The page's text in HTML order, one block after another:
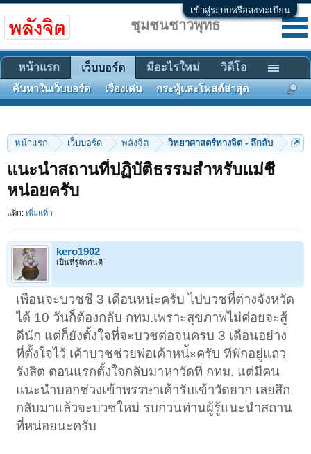
เข้าสู่ระบบหรือลงทะเบียน
หน้าแรก เว็บบอร์ด พลังจิต วิทยาศาสตร์ทางจิต - ลึกลับ
แนะนำสถานที่ปฏิบัติธรรมสำหรับแม่ชี
หน่อยครับ
แท็ก: เพิ่มแท็ก
kero1902
เป็นที่รู้จักกันดี
เพื่อนจะบวชชี 3 เดือนหน่ะครับ ไปบวชที่ต่างจังหวัด
ได้ 10 วันก็ต้องกลับ กทม.เพราะสุขภาพไม่ค่อยจะสู้
ดีนัก แต่ก็ยังตั้งใจที่จะบวชต่อจนครบ 3 เดือนอย่าง
ที่ตั้งใจไว้ เค้าบวชช่วยพ่อเค้าหน่ัะครับ ที่พักอยู่แถว
รังสิต ตอนแรกตั้งใจกลับมาหาวัดที่ กทม. แต่มีคน
แนะนำบอกช่วงเข้าพรรษาเค้ารับเข้าวัดยาก เลยสึก
กลับมาแล้วจะบวชใหม่ รบกวนท่านผู้รู้แนะนำสถาน
ที่หน่อยนะครับ
ชุมชนชาวพุทธ
หน้าแรก เว็บบอร์ด
ค้นหาในเว็บบอร์ด เรื่องเด่น กระทู้และโพสต์ล่าสุด
มีอะไรใหม่ วิดีโอ